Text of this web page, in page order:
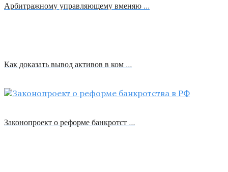
Арбитражному управляющему вменяю …
Как доказать вывод активов в ком …
Законопроект о реформе банкротст …